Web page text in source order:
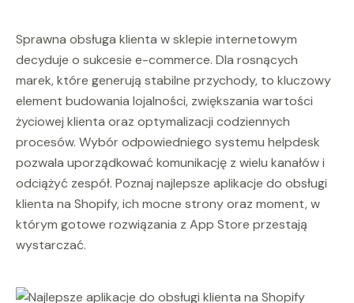
Sprawna obsługa klienta w sklepie internetowym
decyduje o sukcesie e-commerce. Dla rosnących
marek, które generują stabilne przychody, to kluczowy
element budowania lojalności, zwiększania wartości
życiowej klienta oraz optymalizacji codziennych
procesów. Wybór odpowiedniego systemu helpdesk
pozwala uporządkować komunikację z wielu kanałów i
odciążyć zespół. Poznaj najlepsze aplikacje do obsługi
klienta na Shopify, ich mocne strony oraz moment, w
którym gotowe rozwiązania z App Store przestają
wystarczać.